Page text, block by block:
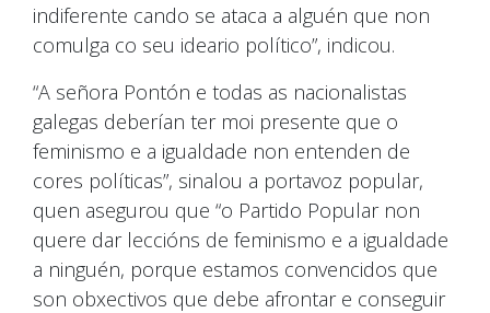
indiferente cando se ataca a alguén que non
comulga co seu ideario político”, indicou.
“A señora Pontón e todas as nacionalistas
galegas deberían ter moi presente que o
feminismo e a igualdade non entenden de
cores políticas”, sinalou a portavoz popular,
quen asegurou que “o Partido Popular non
quere dar leccións de feminismo e a igualdade
a ninguén, porque estamos convencidos que
son obxectivos que debe afrontar e conseguir